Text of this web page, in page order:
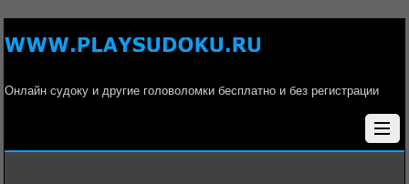
Онлайн судоку и другие головоломки бесплатно и без регистрации